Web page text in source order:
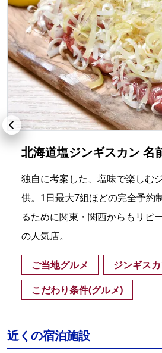
北海道塩ジンギスカン 名
独自に考案した、塩味で楽しむ
供。1日最大7組ほどの完全予約
るために関東・関西からもリピ
の人気店。
ご当地グルメ ジンギス
こだわり条件(グルメ)
近くの宿泊施設